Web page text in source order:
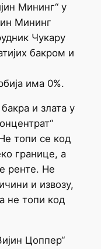
Мининг“ у
Мининг
Чукару
бакром и
има 0%.
бакра и злата у
топи се код
границе, а
ренте. Не
и извозу,
не топи код
Цоппер“